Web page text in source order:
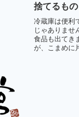
捨てるもの
冷蔵庫は便利
じゃありませ
食品も出てき
が、こまめに